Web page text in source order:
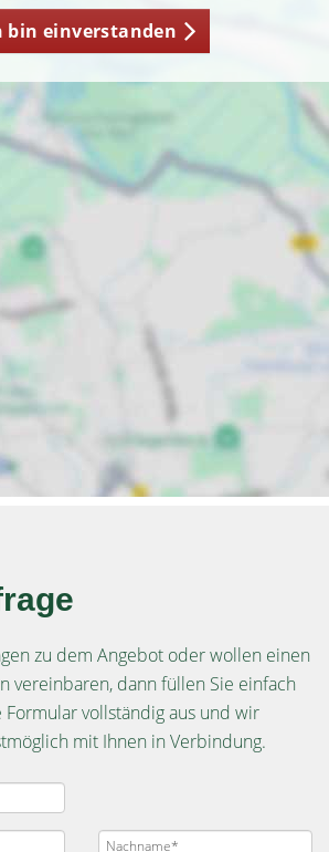
bin einverstanden
zu dem Angebot oder wollen einen
vereinbaren, dann füllen Sie einfach
vollständig aus und wir
mit Ihnen in Verbindung.